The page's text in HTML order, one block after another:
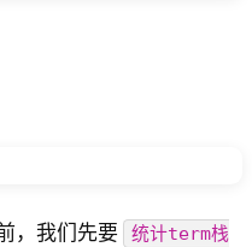
，我们先要
统计term栈